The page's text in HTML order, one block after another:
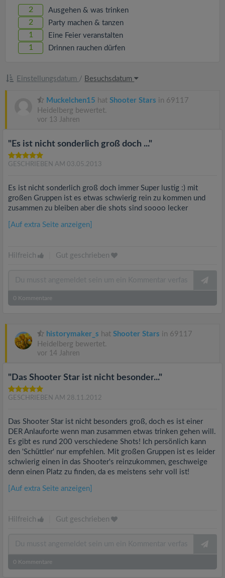
2 Ausgehen & was trinken
2 Party machen & tanzen
1 Eine Feier veranstalten
1 Drinnen rauchen dürfen
Einstellungsdatum / Besuchsdatum
Muckelchen15 hat Shooter Stars in 69117
Heidelberg bewertet.
vor 13 Jahren
"Es ist nicht sonderlich groß doch ..."
GESCHRIEBEN AM 03.05.2013
Es ist nicht sonderlich groß doch immer Super lustig :) mit
großen Gruppen ist es etwas schwierig rein zu kommen und
zusammen zu bleiben aber die shots sind soooo lecker
[Auf extra Seite anzeigen]
Hilfreich Gut geschrieben
0 Kommentare
historymaker_s hat Shooter Stars in 69117
Heidelberg bewertet.
vor 14 Jahren
"Das Shooter Star ist nicht besonder..."
GESCHRIEBEN AM 28.11.2012
Das Shooter Star ist nicht besonders groß, doch es ist einer
DER Anlauforte wenn man zusammen etwas trinken gehen will.
Es gibt es rund 200 verschiedene Shots! Ich persönlich kann
den 'Schüttler' nur empfehlen. Mit großen Gruppen ist es leider
schwierig einen in das Shooter's reinzukommen, geschweige
denn einen Platz zu finden, da es meistens sehr voll ist!
[Auf extra Seite anzeigen]
Hilfreich Gut geschrieben
0 Kommentare